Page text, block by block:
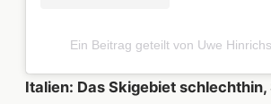
Ein Beitrag geteilt von Uwe
Italien: Das Skigebiet schlechthin,